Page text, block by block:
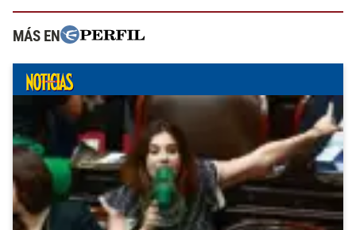
MÁS EN